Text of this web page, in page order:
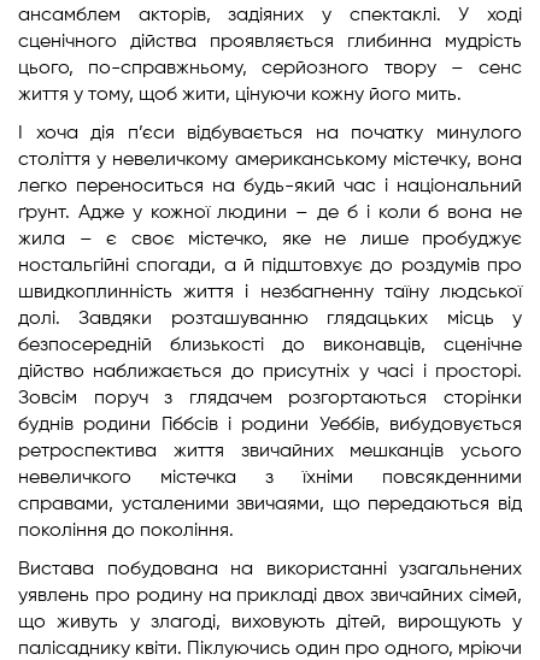
ансамблем акторів, задіяних у спектаклі. У ході
сценічного дійства проявляється глибинна мудрість
цього, по-справжньому, серйозного твору – сенс
життя у тому, щоб жити, цінуючи кожну його мить.
І хоча дія п’єси відбувається на початку минулого
століття у невеличкому американському містечку, вона
легко переноситься на будь-який час і національний
ґрунт. Адже у кожної людини – де б і коли б вона не
жила – є своє містечко, яке не лише пробуджує
ностальгійні спогади, а й підштовхує до роздумів про
швидкоплинність життя і незбагненну таїну людської
долі. Завдяки розташуванню глядацьких місць у
безпосередній близькості до виконавців, сценічне
дійство наближається до присутніх у часі і просторі.
Зовсім поруч з глядачем розгортаються сторінки
буднів родини Гіббсів і родини Уеббів, вибудовується
ретроспектива життя звичайних мешканців усього
невеличкого містечка з їхніми повсякденними
справами, усталеними звичаями, що передаються від
покоління до покоління.
Вистава побудована на використанні узагальнених
уявлень про родину на прикладі двох звичайних сімей,
що живуть у злагоді, виховують дітей, вирощують у
палісаднику квіти. Піклуючись один про одного, мріючи